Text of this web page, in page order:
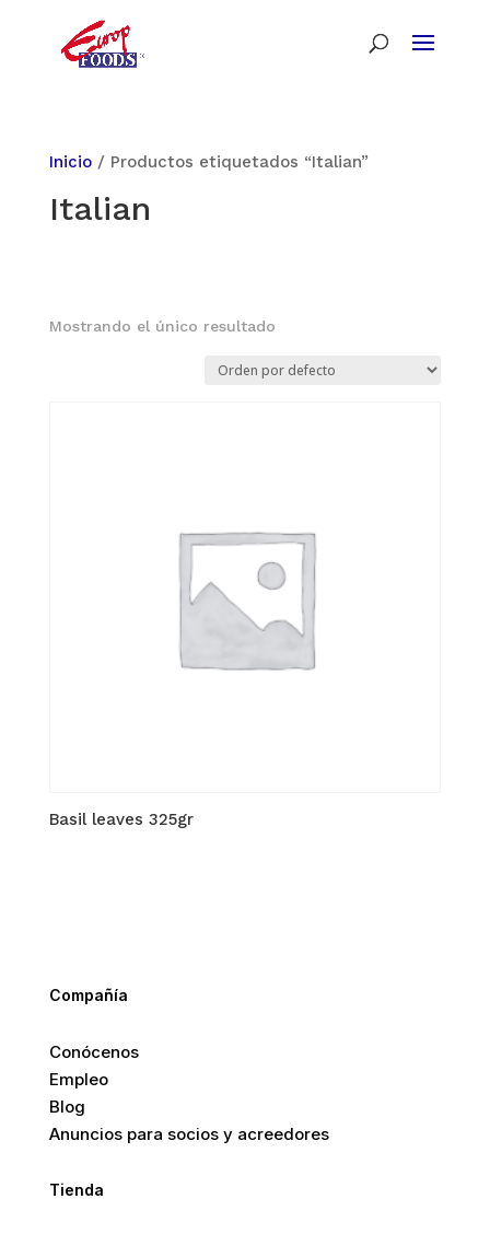
Inicio/ Productos etiquetados “Italian”
Italian
Mostrando el único resultado
Basil leaves 325gr
Compañía
Conócenos
Empleo
Blog
Anuncios para socios y acreedores
Tienda